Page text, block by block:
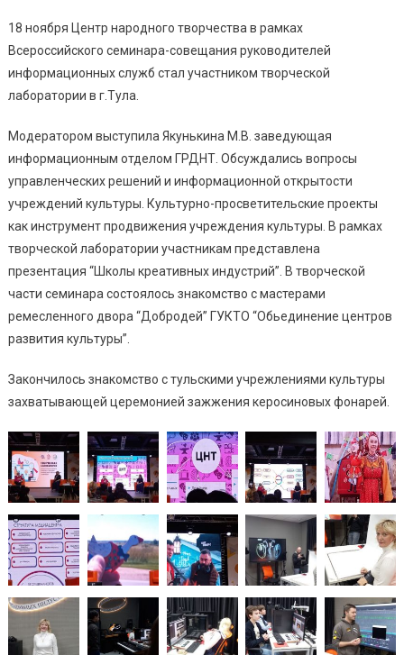
18 ноября Центр народного творчества в рамках
Всероссийского семинара-совещания руководителей
информационных служб стал участником творческой
лаборатории в г.Тула.
Модератором выступила Якунькина М.В. заведующая
информационным отделом ГРДНТ. Обсуждались вопросы
управленческих решений и информационной открытости
учреждений культуры. Культурно-просветительские проекты
как инструмент продвижения учреждения культуры. В рамках
творческой лаборатории участникам представлена
презентация “Школы креативных индустрий”. В творческой
части семинара состоялось знакомство с мастерами
ремесленного двора “Добродей” ГУКТО “Обьединение центров
развития культуры”.
Закончилось знакомство с тульскими учрежлениями культуры
захватывающей церемонией зажжения керосиновых фонарей.